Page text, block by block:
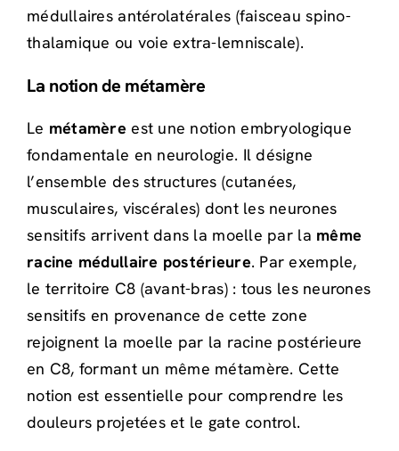
médullaires antérolatérales (faisceau spino-
thalamique ou voie extra-lemniscale).
La notion de métamère
Le métamère est une notion embryologique
fondamentale en neurologie. Il désigne
l’ensemble des structures (cutanées,
musculaires, viscérales) dont les neurones
sensitifs arrivent dans la moelle par la même
racine médullaire postérieure. Par exemple,
le territoire C8 (avant-bras) : tous les neurones
sensitifs en provenance de cette zone
rejoignent la moelle par la racine postérieure
en C8, formant un même métamère. Cette
notion est essentielle pour comprendre les
douleurs projetées et le gate control.